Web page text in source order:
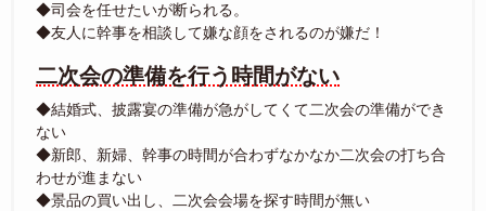
◆司会を任せたいが断られる。
◆友人に幹事を相談して嫌な顔をされるのが嫌だ！
二次会の準備を行う時間がない
◆結婚式、披露宴の準備が急がしてくて二次会の準備ができ
ない
◆新郎、新婦、幹事の時間が合わずなかなか二次会の打ち合
わせが進まない
◆景品の買い出し、二次会会場を探す時間が無い